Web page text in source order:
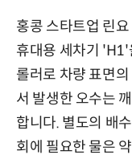
홍콩 스타트업 린
휴대용 세차기
롤러로 차량 표면
서 발생한 오수는
합니다. 별도의 배
회에 필요한 물은